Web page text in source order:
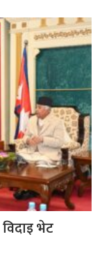
भेट